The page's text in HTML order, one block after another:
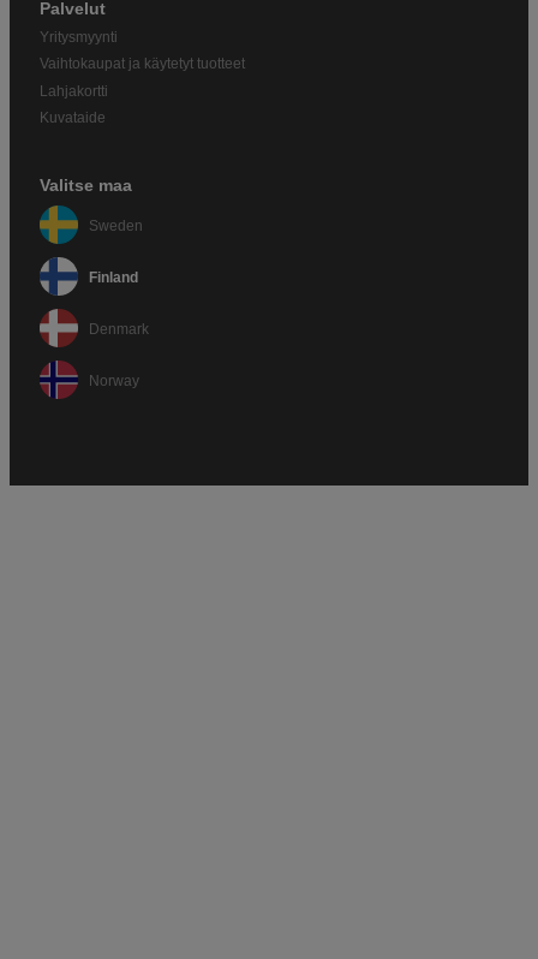
Palvelut
Yritysmyynti
Vaihtokaupat ja käytetyt tuotteet
Lahjakortti
Kuvataide
Valitse maa
Sweden
Finland
Denmark
Norway